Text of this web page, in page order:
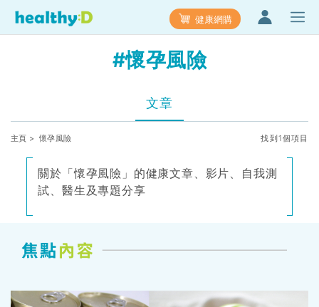
健康網購
#懷孕風險
文章
主頁 > 懷孕風險 找到1個項目
關於「懷孕風險」的健康文章、影片、自我測
試、醫生及專題分享